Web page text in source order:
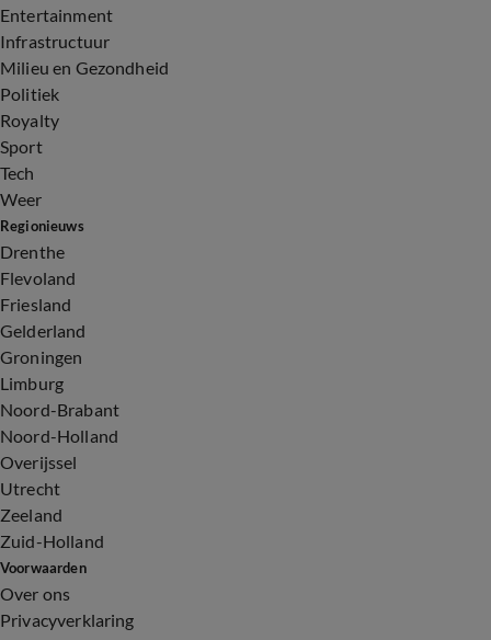
Entertainment
Infrastructuur
Milieu en Gezondheid
Politiek
Royalty
Sport
Tech
Weer
Regionieuws
Drenthe
Flevoland
Friesland
Gelderland
Groningen
Limburg
Noord-Brabant
Noord-Holland
Overijssel
Utrecht
Zeeland
Zuid-Holland
Voorwaarden
Over ons
Privacyverklaring